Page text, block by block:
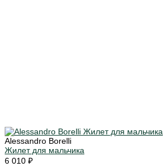
Alessandro Borelli
Жилет для мальчика
6 010 ₽